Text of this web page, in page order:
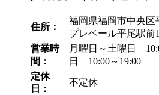
住所：
福岡県福岡市中央区
プレベール平尾駅前
営業時
間：
月曜日～土曜日
日 10:00～19:00
定休
日：
不定休